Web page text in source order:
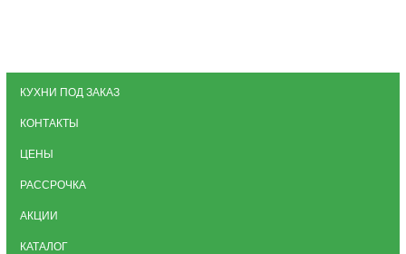
КУХНИ ПОД ЗАКАЗ
КОНТАКТЫ
ЦЕНЫ
РАССРОЧКА
АКЦИИ
КАТАЛОГ